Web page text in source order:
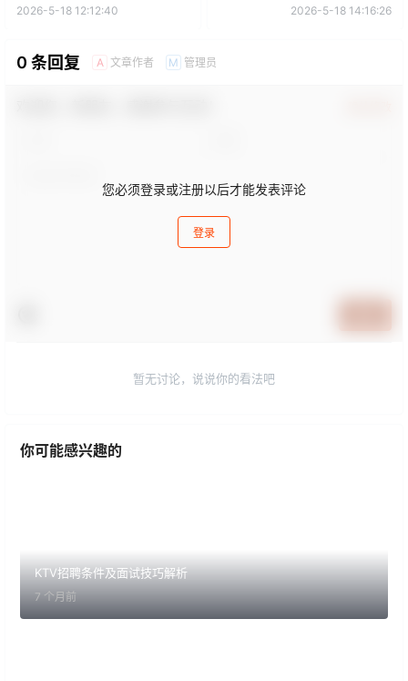
2026-5-18 12:12:40 2026-5-18 14:16:26
0 条回复 A 文章作者 M 管理员
您必须登录或注册以后才能发表评论
登录
暂无讨论，说说你的看法吧
你可能感兴趣的
KTV招聘条件及面试技巧解析
7 个月前